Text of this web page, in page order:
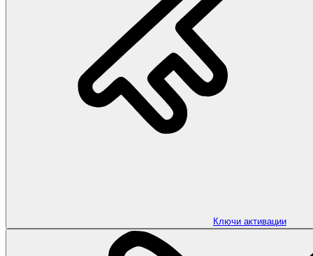
Ключи активации